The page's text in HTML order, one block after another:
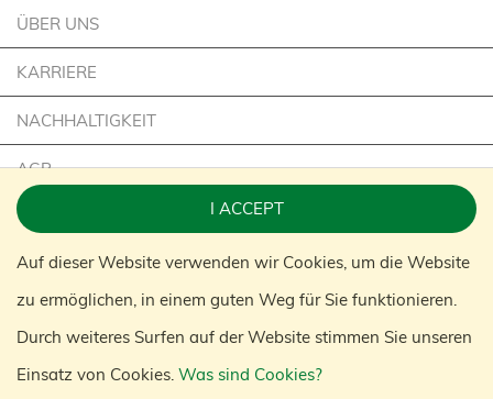
I ACCEPT
Auf dieser Website verwenden wir Cookies, um die Website
zu ermöglichen, in einem guten Weg für Sie funktionieren.
Durch weiteres Surfen auf der Website stimmen Sie unseren
Einsatz von Cookies. Was sind Cookies?
ÜBER UNS
KARRIERE
NACHHALTIGKEIT
AGB
IMPRESSUM
KONTAKT
KONGAMEK GRUPPE
© 2020 KONGAMEK